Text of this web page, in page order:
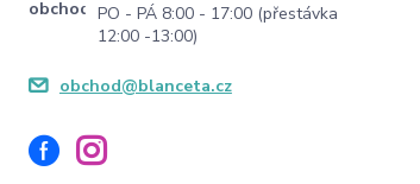
PO - PÁ 8:00 - 17:00 (přestávka
12:00 -13:00)
obchod@blanceta.cz